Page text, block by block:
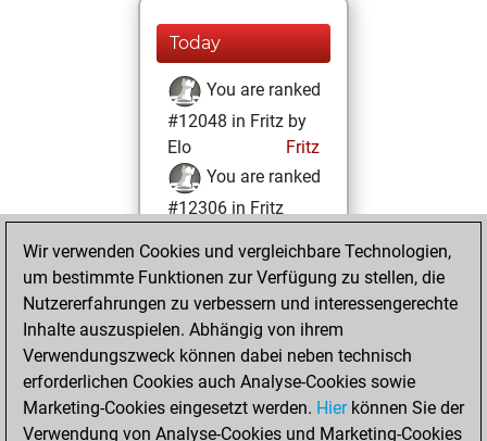
Today
You are ranked
#12048 in Fritz by
Elo
Fritz
You are ranked
#12306 in Fritz
Dienstag, Juli 4,
2023
You achieved a
BeautyScore of 15
Fritz
You
Wir verwenden Cookies und vergleichbare Technologien,
um bestimmte Funktionen zur Verfügung zu stellen, die
Nutzererfahrungen zu verbessern und interessengerechte
Inhalte auszuspielen. Abhängig von ihrem
Verwendungszweck können dabei neben technisch
erforderlichen Cookies auch Analyse-Cookies sowie
Marketing-Cookies eingesetzt werden. Hierkönnen Sie der
Verwendung von Analyse-Cookies und Marketing-Cookies